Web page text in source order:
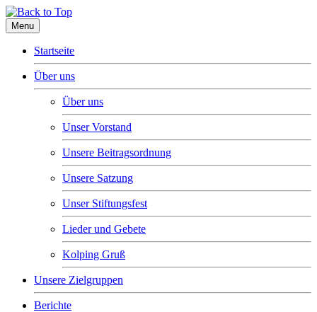
Menu
Startseite
Über uns
Über uns
Unser Vorstand
Unsere Beitragsordnung
Unsere Satzung
Unser Stiftungsfest
Lieder und Gebete
Kolping Gruß
Unsere Zielgruppen
Berichte